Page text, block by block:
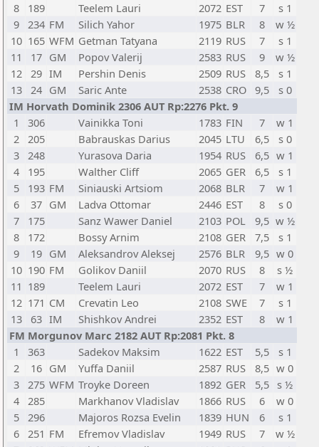
8
189 Teelem Lauri 2072 EST 7
s 1
9 234 FM Silich Yahor 1975 BLR 8
w ½
10 165 WFM Getman Tatyana 2119 RUS 7
s 1
11
17 GM Popov Valerij 2583 RUS 9
w ½
12 29 IM Pershin Denis 2509 RUS 8,5
s 1
13 24 GM Saric Ante 2538 CRO 9,5
s 0
IM Horvath Dominik 2306 AUT Rp:2276 Pkt. 9
1
306 Vainikka Toni 1783 FIN 7
w 1
2 205 Babrauskas Darius 2045 LTU 6,5
s 0
3 248 Yurasova Daria 1954 RUS 6,5 w 1
4
195 Walther Cliff 2065 GER 6,5
s 1
5
193 FM Siniauski Artsiom 2068 BLR 7
w 1
6
37 GM Ladva Ottomar 2446 EST 8
s 0
7
175 Sanz Wawer Daniel 2103 POL 9,5 w ½
8
172 Bossy Arnim 2108 GER 7,5
s 1
9
19 GM Aleksandrov Aleksej 2576 BLR 9,5 w 0
10 190 FM Golikov Daniil 2070 RUS 8
s ½
11 189 Teelem Lauri 2072 EST 7
w 1
12 171 CM Crevatin Leo 2108 SWE 7
s 1
13
63 IM Shishkov Andrei 2352 EST 8
w 1
FM Morgunov Marc 2182 AUT Rp:2081 Pkt. 8
1
363 Sadekov Maksim 1622 EST 5,5
s 1
2
16 GM Yuffa Daniil 2587 RUS 8,5 w 0
3 275 WFM Troyke Doreen 1892 GER 5,5 s ½
4 285 Markhanov Vladislav 1866 RUS 6
w 0
5 296 Majoros Rozsa Evelin 1839 HUN 6
s 1
6 251 FM Efremov Vladislav 1949 RUS 7
w ½